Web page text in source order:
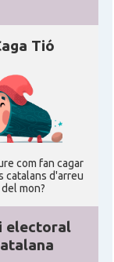
Tió
com fan cagar
catalans d'arreu
del mon?
electoral